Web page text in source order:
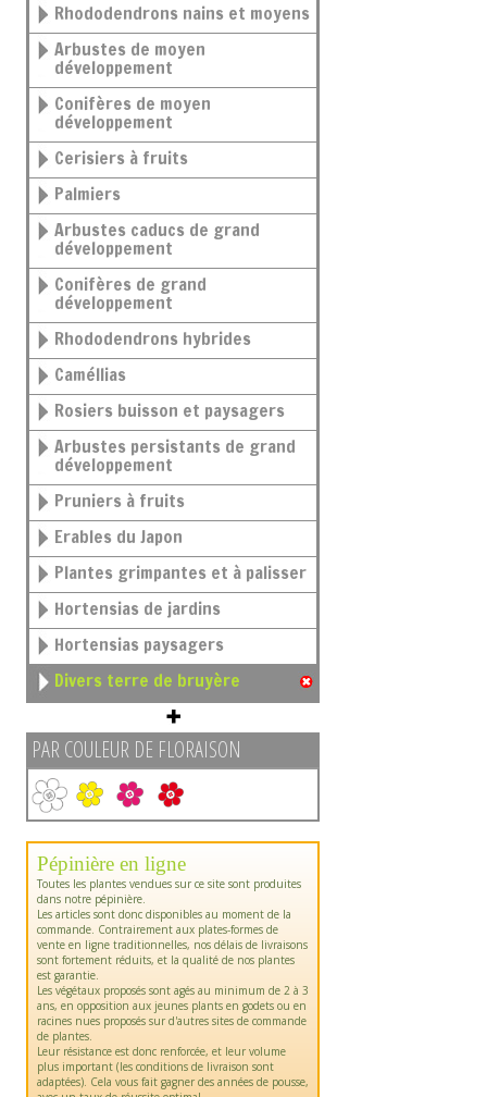
Rhododendrons nains et moyens
Arbustes de moyen
développement
Conifères de moyen
développement
Cerisiers à fruits
Palmiers
Arbustes caducs de grand
développement
Conifères de grand
développement
Rhododendrons hybrides
Caméllias
Rosiers buisson et paysagers
Arbustes persistants de grand
développement
Pruniers à fruits
Erables du Japon
Plantes grimpantes et à palisser
Hortensias de jardins
Hortensias paysagers
Divers terre de bruyère
PAR COULEUR DE FLORAISON
Pépinière en ligne
Toutes les plantes vendues sur ce site sont produites
dans notre pépinière.
Les articles sont donc disponibles au moment de la
commande. Contrairement aux plates-formes de
vente en ligne traditionnelles, nos délais de livraisons
sont fortement réduits, et la qualité de nos plantes
est garantie.
Les végétaux proposés sont agés au minimum de 2 à 3
ans, en opposition aux jeunes plants en godets ou en
racines nues proposés sur d'autres sites de commande
de plantes.
Leur résistance est donc renforcée, et leur volume
plus important (les conditions de livraison sont
adaptées). Cela vous fait gagner des années de pousse,